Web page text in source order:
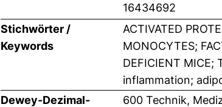
16434692
Stichwörter /
Keywords
ACTIVATED
MONOCYTES;
DEFICIENT MICE;
inflammation;
Dewey-Dezimal-
600 Technik,